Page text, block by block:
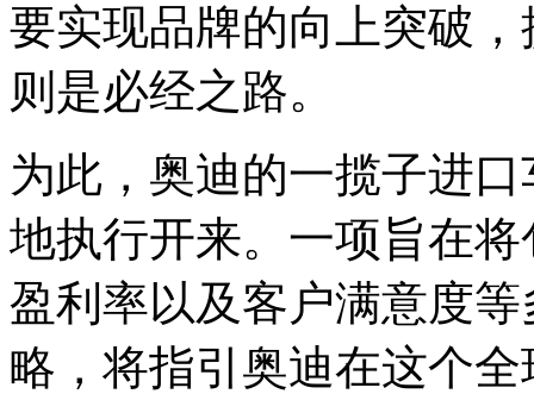
要实现品牌的向上突破
则是必经之路。
为此，奥迪的一揽子进
地执行开来。一项旨在
盈利率以及客户满意度
略，将指引奥迪在这个